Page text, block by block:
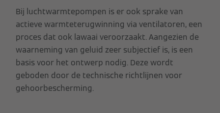
Bij luchtwarmtepompen is er ook sprake van
actieve warmteterugwinning via ventilatoren, een
proces dat ook lawaai veroorzaakt. Aangezien de
waarneming van geluid zeer subjectief is, is een
basis voor het ontwerp nodig. Deze wordt
geboden door de technische richtlijnen voor
gehoorbescherming.